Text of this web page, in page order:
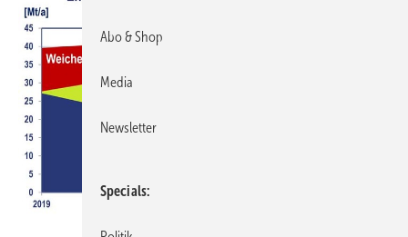
Abo & Shop
Media
Newsletter
Specials